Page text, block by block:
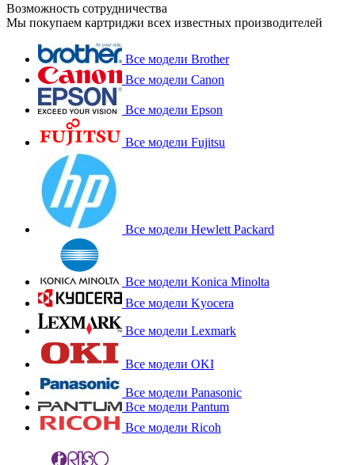
Возможность сотрудничества
Мы покупаем картриджи всех известных производителей
Все модели Brother
Все модели Canon
Все модели Epson
Все модели Fujitsu
Все модели Hewlett Packard
Все модели Konica Minolta
Все модели Kyocera
Все модели Lexmark
Все модели OKI
Все модели Panasonic
Все модели Pantum
Все модели Ricoh